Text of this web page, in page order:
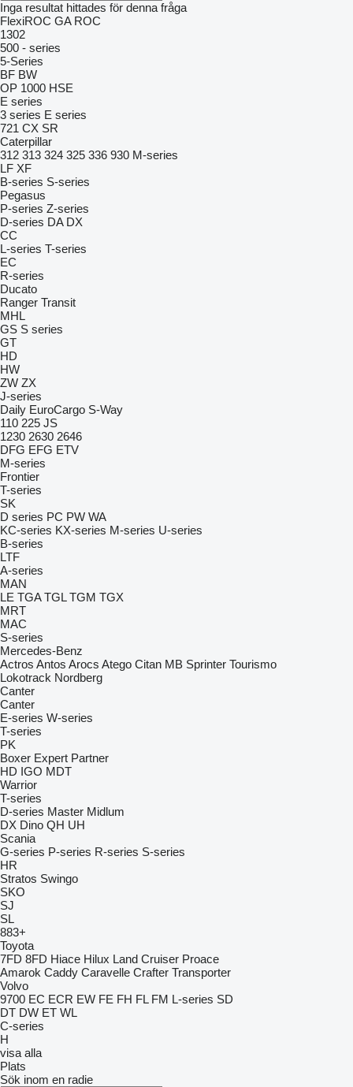
Inga resultat hittades för denna fråga
FlexiROC GA ROC
1302
500 - series
5-Series
BF BW
OP 1000 HSE
E series
3 series E series
721 CX SR
Caterpillar
312 313 324 325 336 930 M-series
LF XF
B-series S-series
Pegasus
P-series Z-series
D-series DA DX
CC
L-series T-series
EC
R-series
Ducato
Ranger Transit
MHL
GS S series
GT
HD
HW
ZW ZX
J-series
Daily EuroCargo S-Way
110 225 JS
1230 2630 2646
DFG EFG ETV
M-series
Frontier
T-series
SK
D series PC PW WA
KC-series KX-series M-series U-series
B-series
LTF
A-series
MAN
LE TGA TGL TGM TGX
MRT
MAC
S-series
Mercedes-Benz
Actros Antos Arocs Atego Citan MB Sprinter Tourismo
Lokotrack Nordberg
Canter
Canter
E-series W-series
T-series
PK
Boxer Expert Partner
HD IGO MDT
Warrior
T-series
D-series Master Midlum
DX Dino QH UH
Scania
G-series P-series R-series S-series
HR
Stratos Swingo
SKO
SJ
SL
883+
Toyota
7FD 8FD Hiace Hilux Land Cruiser Proace
Amarok Caddy Caravelle Crafter Transporter
Volvo
9700 EC ECR EW FE FH FL FM L-series SD
DT DW ET WL
C-series
H
visa alla
Plats
Sök inom en radie